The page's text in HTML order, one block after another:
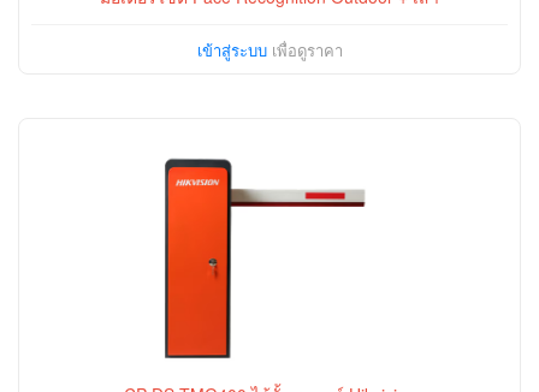
เข้าสู่ระบบเพื่อดูราคา